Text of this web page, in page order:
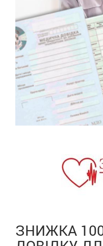
ЗНИЖКА